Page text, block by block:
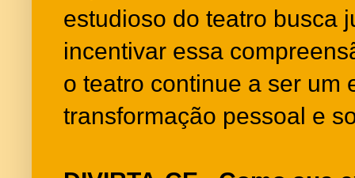
estudioso do teatro busca
incentivar essa
o teatro continue a ser um
transformação pessoal e